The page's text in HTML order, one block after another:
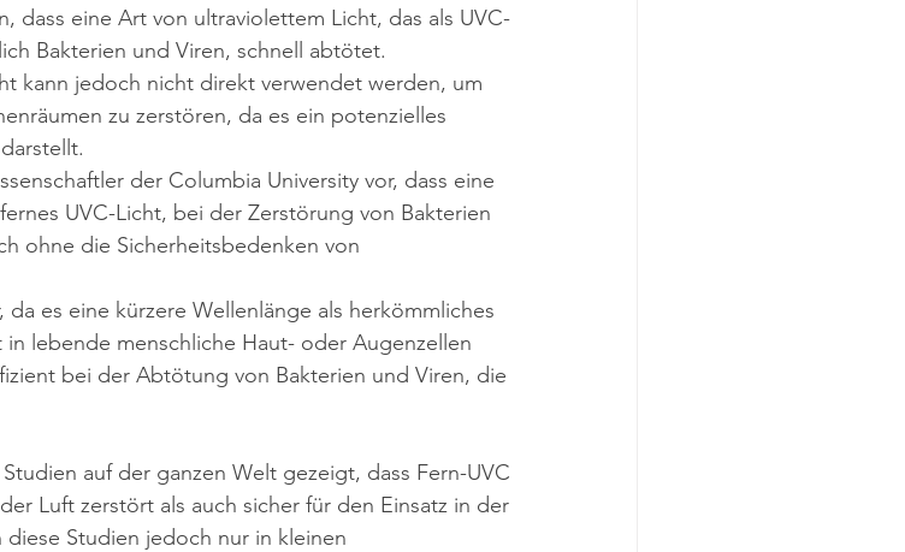
dass eine Art von ultraviolettem Licht, das als UVC-
Bakterien und Viren, schnell abtötet.
kann jedoch nicht direkt verwendet werden, um
zu zerstören, da es ein potenzielles
der Columbia University vor, dass eine
UVC-Licht, bei der Zerstörung von Bakterien
ohne die Sicherheitsbedenken von
es eine kürzere Wellenlänge als herkömmliches
lebende menschliche Haut- oder Augenzellen
bei der Abtötung von Bakterien und Viren, die
auf der ganzen Welt gezeigt, dass Fern-UVC
Luft zerstört als auch sicher für den Einsatz in der
Studien jedoch nur in kleinen